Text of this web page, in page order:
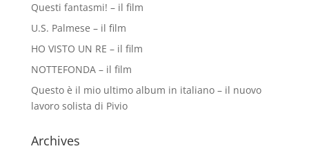
Questi fantasmi! – il film
U.S. Palmese – il film
HO VISTO UN RE – il film
NOTTEFONDA – il film
Questo è il mio ultimo album in italiano – il nuovo
lavoro solista di Pivio
Archives